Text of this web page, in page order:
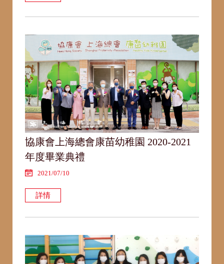
協康會上海總會康苗幼稚園 2020-2021
年度畢業典禮
2021/07/10
詳情